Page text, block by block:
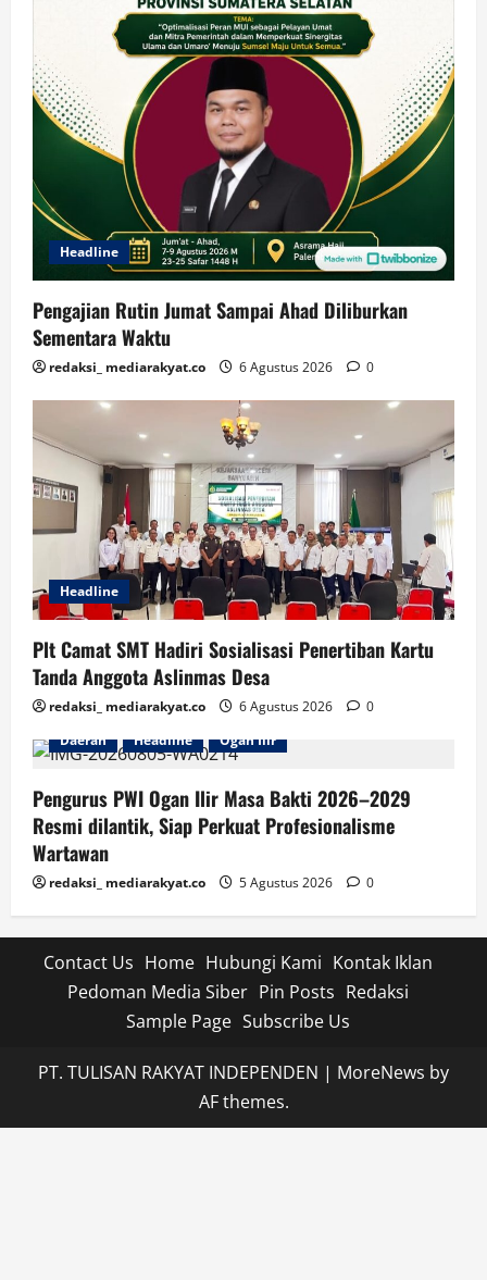
Headline
Pengajian Rutin Jumat Sampai Ahad Diliburkan
Sementara Waktu
redaksi_ mediarakyat.co 6 Agustus 2026 0
Headline
Plt Camat SMT Hadiri Sosialisasi Penertiban Kartu
Tanda Anggota Aslinmas Desa
redaksi_ mediarakyat.co 6 Agustus 2026
0
Daerah
Headline Ogan Ilir
Pengurus PWI Ogan Ilir Masa Bakti 2026–2029
Resmi dilantik, Siap Perkuat Profesionalisme
Wartawan
redaksi_ mediarakyat.co 5 Agustus 2026 0
Contact Us Home Hubungi Kami Kontak Iklan
Pedoman Media Siber Pin Posts Redaksi
Sample Page Subscribe Us
PT. TULISAN RAKYAT INDEPENDEN | MoreNews by
AF themes.